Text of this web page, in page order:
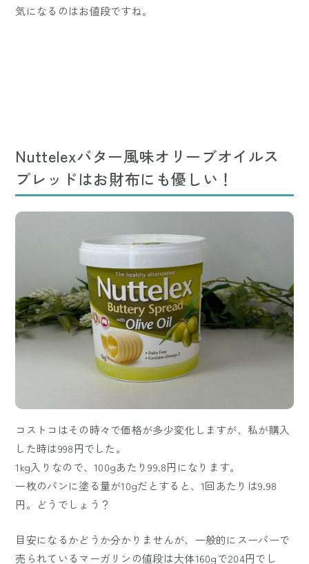
気になるのはお値段ですね。
Nuttelexバター風味オリーブオイルス
プレッドはお財布にも優しい！
コストコはその時々で価格が多少変化しますが、私が購入
した時は998円でした。
1kg入りなので、100gあたり99.8円になります。
一枚のパンに塗る量が10gだとすると、1回あたりは9.98
円。どうでしょう？
目安になるかどうか分かりませんが、一般的にスーパーで
売られているマーガリンの値段は大体160gで204円でし